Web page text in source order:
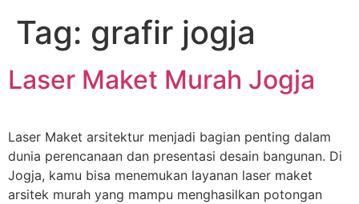
Tag: grafir jogja
Laser Maket Murah Jogja
Laser Maket arsitektur menjadi bagian penting dalam
dunia perencanaan dan presentasi desain bangunan. Di
Jogja, kamu bisa menemukan layanan laser maket
arsitek murah yang mampu menghasilkan potongan